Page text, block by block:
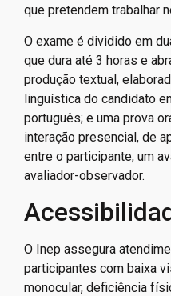
que pretendem trabalhar
O exame é dividido em
que dura até 3 horas e
produção textual,
linguística do candidato
português; e uma prova
interação presencial, de
entre o participante, um
avaliador-observador.
O Inep assegura
participantes com baixa
monocular, deficiência